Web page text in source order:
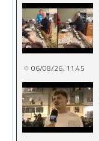
06/08/26, 11:45